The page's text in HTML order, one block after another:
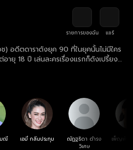
รายการของฉัน
แชร์
อดีตดาราดังยุค 90 ที่ในยุคนั้นไม่มีใคร
อายุ 18 ปี เล่นละครเรื่องแรกก็ดังเปรี้ยง
นตำนานละครที่ทำเรตติ้งได้สูงสุดใน
ว่าจะผู้จัด ผู้กำกับ ก็ไม่ค่อยอยากจะทำงาน
ทุกคนว่า ถ้าตกเมื่อไหร่ก็พร้อมจะเหยียบซ้ำ
งมีเรื่องผู้หญิงให้ทุกคนพูดถึง ชาลี (เอมี่
ไม่ได้เด่นดังมาก แต่เป็นคนนิสัยดี มีวินัย
แต่เธอก็ยอมคบกับนิจแบบลับๆ คอยดูแล
มณี เอมี่ กลิ่นประทุม
ณัฏฐธิดา ดำรง
วิเศษ
เพ็ญพัก